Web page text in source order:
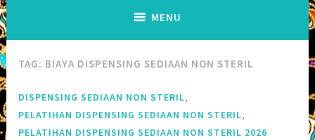
MENU
TAG: BIAYA DISPENSING SEDIAAN NON STERIL
DISPENSING SEDIAAN NON STERIL
PELATIHAN DISPENSING SEDIAAN NON STERIL
PELATIHAN DISPENSING SEDIAAN NON STERIL 2026